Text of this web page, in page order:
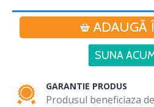
ADAUGĂ
SUNA
GARANTIE PRODUS
Produsul beneficiaza